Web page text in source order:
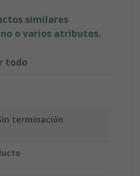
similares
o varios atributos.
todo
terminación